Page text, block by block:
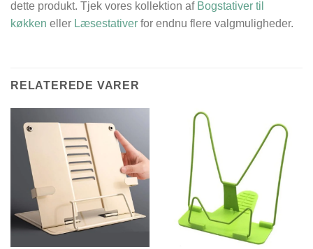
dette produkt. Tjek vores kollektion af Bogstativer til
køkken eller Læsestativer for endnu flere valgmuligheder.
RELATEREDE VARER